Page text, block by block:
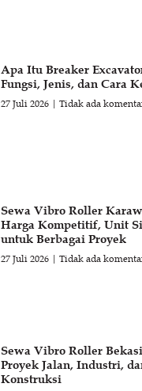
Apa Itu Breaker
Fungsi, Jenis, dan Cara
27 Juli 2026 Tidak ada
Sewa Vibro Roller
Harga Kompetitif, Unit
untuk Berbagai Proyek
27 Juli 2026 Tidak ada
Sewa Vibro Roller
Proyek Jalan, Industri,
Konstruksi